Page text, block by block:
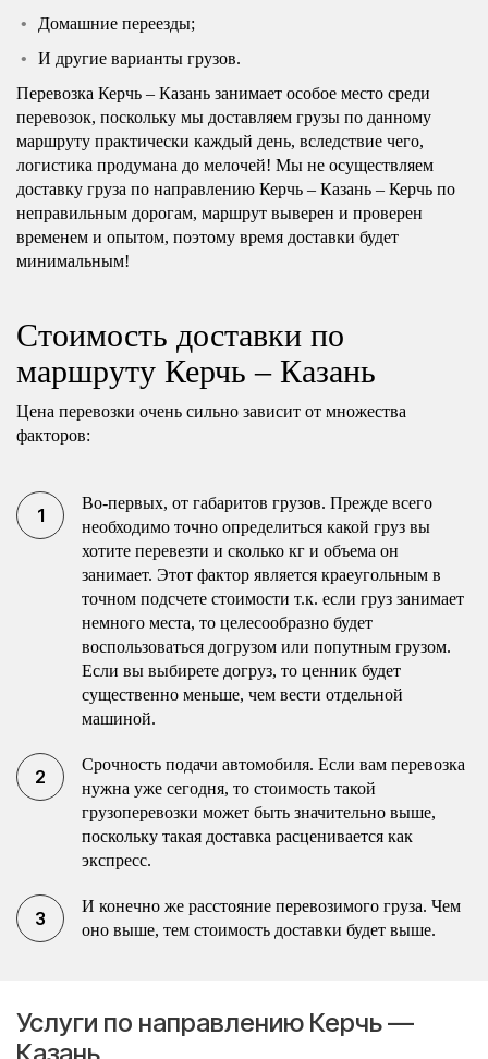
Домашние переезды;
И другие варианты грузов.
Перевозка Керчь – Казань занимает особое место среди
перевозок, поскольку мы доставляем грузы по данному
маршруту практически каждый день, вследствие чего,
логистика продумана до мелочей! Мы не осуществляем
доставку груза по направлению Керчь – Казань – Керчь по
неправильным дорогам, маршрут выверен и проверен
временем и опытом, поэтому время доставки будет
минимальным!
Стоимость доставки по
маршруту Керчь – Казань
Цена перевозки очень сильно зависит от множества
факторов:
Во-первых, от габаритов грузов. Прежде всего
необходимо точно определиться какой груз вы
хотите перевезти и сколько кг и объема он
занимает. Этот фактор является краеугольным в
точном подсчете стоимости т.к. если груз занимает
немного места, то целесообразно будет
воспользоваться догрузом или попутным грузом.
Если вы выбирете догруз, то ценник будет
существенно меньше, чем вести отдельной
машиной.
Срочность подачи автомобиля. Если вам перевозка
нужна уже сегодня, то стоимость такой
грузоперевозки может быть значительно выше,
поскольку такая доставка расценивается как
экспресс.
И конечно же расстояние перевозимого груза. Чем
оно выше, тем стоимость доставки будет выше.
Услуги по направлению Керчь —